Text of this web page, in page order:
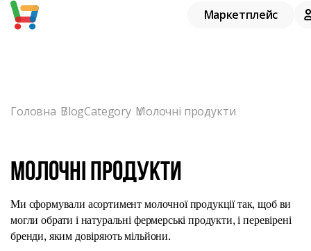
Notice: Undefined offset: 0 in
center.com.ua/www/catalog/controller/extension/
on line
Маркетплейс
Головна BlogCategory Молочні продукти
Молочні продукти
Ми сформували асортимент молочної продукції так, щоб ви
могли обрати і натуральні фермерські продукти, і перевірені
бренди, яким довіряють мільйони.